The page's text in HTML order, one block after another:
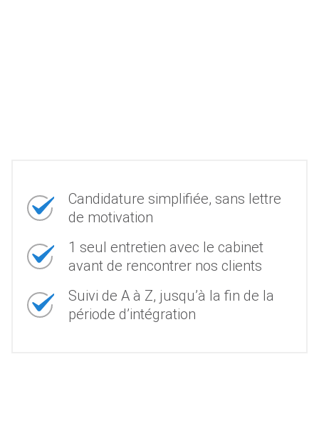
Candidature simplifiée, sans lettre
de motivation
1 seul entretien avec le cabinet
avant de rencontrer nos clients
Suivi de A à Z, jusqu’à la fin de la
période d’intégration